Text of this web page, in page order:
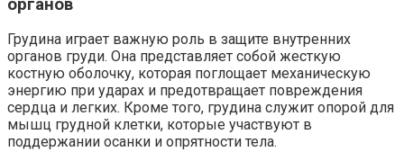
органов
Грудина играет важную роль в защите внутренних
органов груди. Она представляет собой жесткую
костную оболочку, которая поглощает механическую
энергию при ударах и предотвращает повреждения
сердца и легких. Кроме того, грудина служит опорой для
мышц грудной клетки, которые участвуют в
поддержании осанки и опрятности тела.